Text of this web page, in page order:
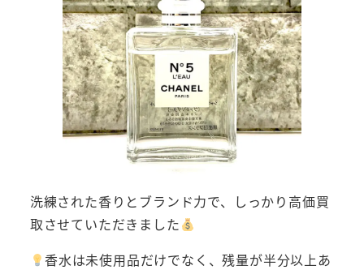
洗練された香りとブランド力で、しっかり高価買
取させていただきました
香水は未使用品だけでなく、残量が半分以上あ